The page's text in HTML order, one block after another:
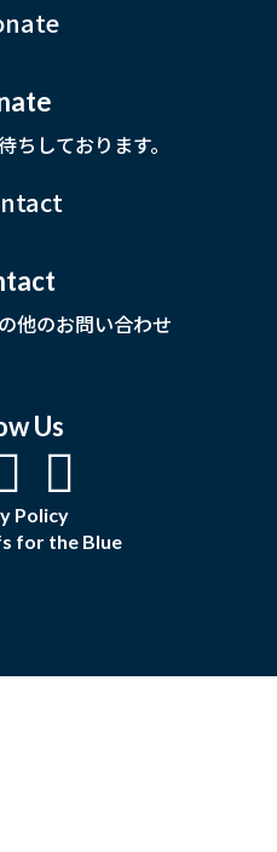
ちしております。
他のお問い合わせ
for the Blue
Us
Policy